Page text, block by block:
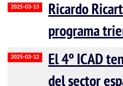
2025-03-13
Ricardo
programa
2025-03-12
El 4º ICAD